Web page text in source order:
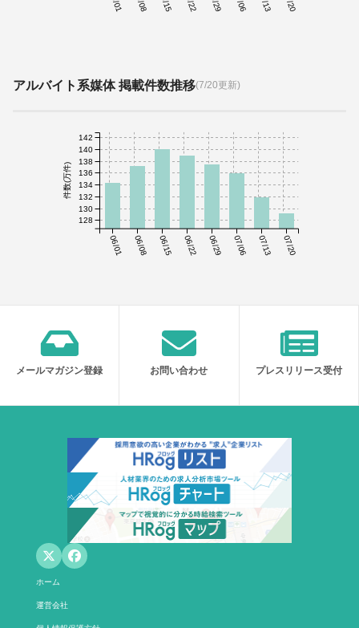
アルバイト系媒体 掲載件数推移(7/20更新)
06/01 06/08 06/15 06/22 06/29 07/06 07/13 07/20
件数(万件)
128
130
132
134
136
138
140
142
メールマガジン登録 お問い合わせ プレスリリース受付
ホーム
運営会社